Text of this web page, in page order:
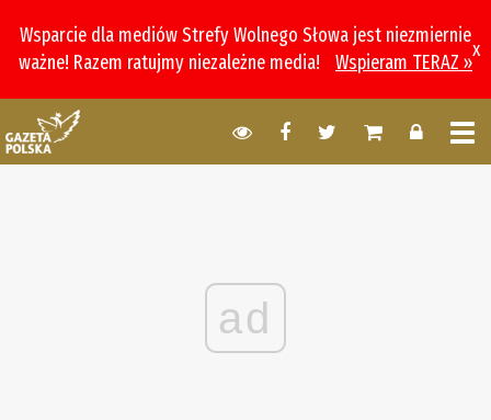
Wsparcie dla mediów Strefy Wolnego Słowa jest niezmiernie
ważne! Razem ratujmy niezależne media!
Wspieram TERAZ »
x
ad